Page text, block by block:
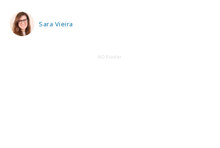
Sara Vieira
AD Footer